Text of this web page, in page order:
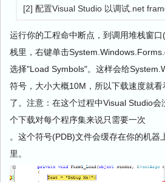
[2] 配置Visual Studio 以调试.net
运行你的工程命中断点，到调用堆栈窗
栈里，右键单击
选择"Load Symbols"。这样会给
符号，大小大概10M，所以下载速度就
了。注意：在这个过程中Visual Studio
个下载对每个程序集来说只需要一次
。这个符号(PDB)文件会缓存在你的机器
里。